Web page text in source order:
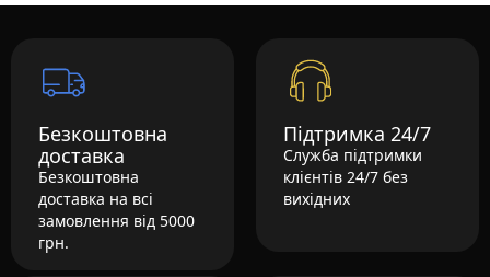
Безкоштовна
доставка
Безкоштовна
доставка на всі
замовлення від 5000
грн.
Підтримка 24/7
Служба підтримки
клієнтів 24/7 без
вихідних